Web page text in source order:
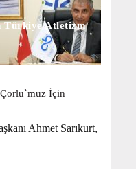
Türkiye Atletizm
İçin
Ahmet Sarıkurt,